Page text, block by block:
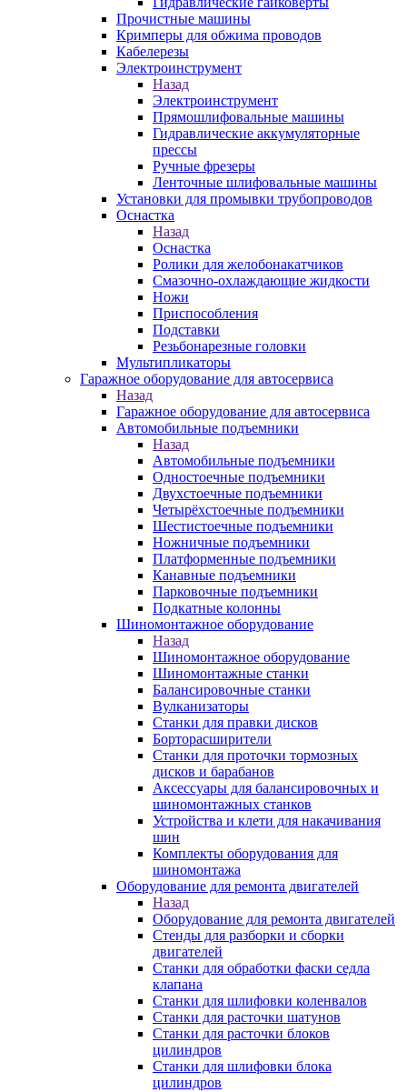
Прочистные машины
Кримперы для обжима проводов
Кабелерезы
Электроинструмент
Назад
Электроинструмент
Прямошлифовальные машины
Гидравлические аккумуляторные
прессы
Ручные фрезеры
Ленточные шлифовальные машины
Установки для промывки трубопроводов
Оснастка
Назад
Оснастка
Ролики для желобонакатчиков
Смазочно-охлаждающие жидкости
Ножи
Приспособления
Подставки
Резьбонарезные головки
Мультипликаторы
Гаражное оборудование для автосервиса
Назад
Гаражное оборудование для автосервиса
Автомобильные подъемники
Назад
Автомобильные подъемники
Одностоечные подъемники
Двухстоечные подъемники
Четырёхстоечные подъемники
Шестистоечные подъемники
Ножничные подъемники
Платформенные подъемники
Канавные подъемники
Парковочные подъемники
Подкатные колонны
Шиномонтажное оборудование
Назад
Шиномонтажное оборудование
Шиномонтажные станки
Балансировочные станки
Вулканизаторы
Станки для правки дисков
Борторасширители
Станки для проточки тормозных
дисков и барабанов
Аксессуары для балансировочных и
шиномонтажных станков
Устройства и клети для накачивания
шин
Комплекты оборудования для
шиномонтажа
Оборудование для ремонта двигателей
Назад
Оборудование для ремонта двигателей
Стенды для разборки и сборки
двигателей
Станки для обработки фаски седла
клапана
Станки для шлифовки коленвалов
Станки для расточки шатунов
Станки для расточки блоков
цилиндров
Станки для шлифовки блока
цилиндров